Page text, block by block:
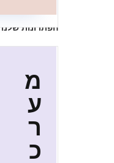
הפתרונות שלנו
מ
ע
ר
כ